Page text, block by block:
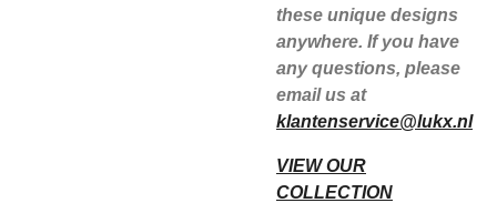
these unique designs
anywhere. If you have
any questions, please
email us at
klantenservice@lukx.nl
VIEW OUR
COLLECTION